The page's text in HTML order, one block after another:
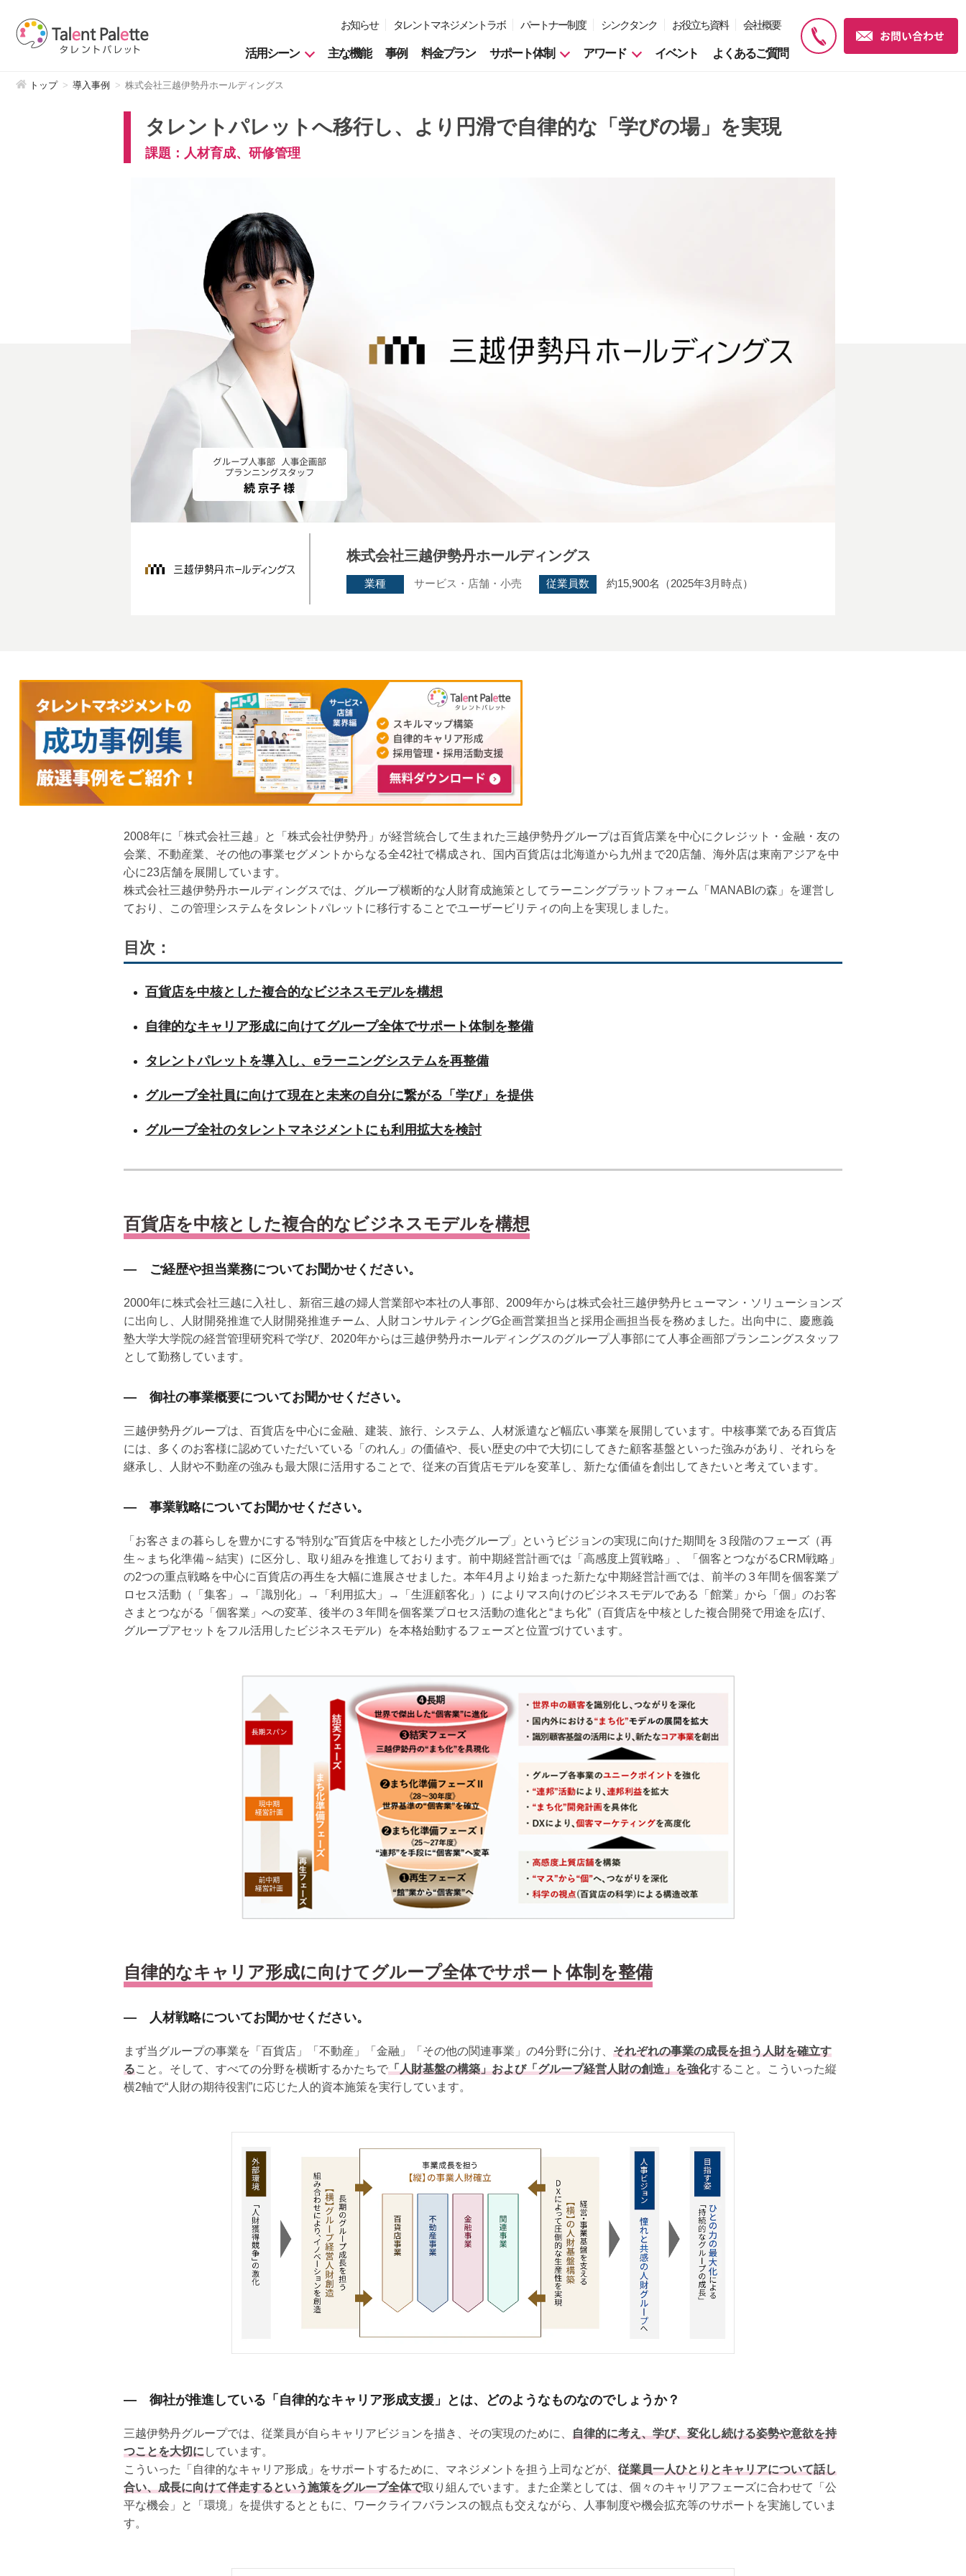
お知らせ タレントマネジメントラボ パートナー制度 シンクタンク お役立ち資料 会社概要
活用シーン 主な機能 事例 料金プラン サポート体制 アワード イベント よくあるご質問
トップ 導入事例 株式会社三越伊勢丹ホールディングス
タレントパレットへ移行し、より円滑で自律的な「学びの場」を実現
課題：人材育成、研修管理
株式会社三越伊勢丹ホールディングス
業種 サービス・店舗・小売 従業員数 約15,900名（2025年3月時点）
2008年に「株式会社三越」と「株式会社伊勢丹」が経営統合して生まれた三越伊勢丹グループは百貨店業を中心にクレジット・金融・友の
会業、不動産業、その他の事業セグメントからなる全42社で構成され、国内百貨店は北海道から九州まで20店舗、海外店は東南アジアを中
心に23店舗を展開しています。
株式会社三越伊勢丹ホールディングスでは、グループ横断的な人財育成施策としてラーニングプラットフォーム「MANABIの森」を運営し
ており、この管理システムをタレントパレットに移行することでユーザービリティの向上を実現しました。
目次：
百貨店を中核とした複合的なビジネスモデルを構想
自律的なキャリア形成に向けてグループ全体でサポート体制を整備
タレントパレットを導入し、eラーニングシステムを再整備
グループ全社員に向けて現在と未来の自分に繋がる「学び」を提供
グループ全社のタレントマネジメントにも利用拡大を検討
百貨店を中核とした複合的なビジネスモデルを構想
― ご経歴や担当業務についてお聞かせください。
2000年に株式会社三越に入社し、新宿三越の婦人営業部や本社の人事部、2009年からは株式会社三越伊勢丹ヒューマン・ソリューションズ
に出向し、人財開発推進で人財開発推進チーム、人財コンサルティングG企画営業担当と採用企画担当長を務めました。出向中に、慶應義
塾大学大学院の経営管理研究科で学び、2020年からは三越伊勢丹ホールディングスのグループ人事部にて人事企画部プランニングスタッフ
として勤務しています。
― 御社の事業概要についてお聞かせください。
三越伊勢丹グループは、百貨店を中心に金融、建装、旅行、システム、人材派遣など幅広い事業を展開しています。中核事業である百貨店
には、多くのお客様に認めていただいている「のれん」の価値や、長い歴史の中で大切にしてきた顧客基盤といった強みがあり、それらを
継承し、人財や不動産の強みも最大限に活用することで、従来の百貨店モデルを変革し、新たな価値を創出してきたいと考えています。
― 事業戦略についてお聞かせください。
「お客さまの暮らしを豊かにする“特別な”百貨店を中核とした小売グループ」というビジョンの実現に向けた期間を３段階のフェーズ（再
生～まち化準備～結実）に区分し、取り組みを推進しております。前中期経営計画では「高感度上質戦略」、「個客とつながるCRM戦略」
の2つの重点戦略を中心に百貨店の再生を大幅に進展させました。本年4月より始まった新たな中期経営計画では、前半の３年間を個客業プ
ロセス活動（「集客」→「識別化」→「利用拡大」→「生涯顧客化」）によりマス向けのビジネスモデルである「館業」から「個」のお客
さまとつながる「個客業」への変革、後半の３年間を個客業プロセス活動の進化と“まち化”（百貨店を中核とした複合開発で用途を広げ、
グループアセットをフル活用したビジネスモデル）を本格始動するフェーズと位置づけています。
自律的なキャリア形成に向けてグループ全体でサポート体制を整備
― 人材戦略についてお聞かせください。
まず当グループの事業を「百貨店」「不動産」「金融」「その他の関連事業」の4分野に分け、 それぞれの事業の成長を担う人財を確立す
ること。そして、すべての分野を横断するかたちで「人財基盤の構築」および「グループ経営人財の創造」を強化すること。こういった縦
横2軸で“人財の期待役割”に応じた人的資本施策を実行しています。
― 御社が推進している「自律的なキャリア形成支援」とは、どのようなものなのでしょうか？
三越伊勢丹グループでは、従業員が自らキャリアビジョンを描き、その実現のために、 自律的に考え、学び、変化し続ける姿勢や意欲を持
つことを大切にしています。
こういった「自律的なキャリア形成」をサポートするために、マネジメントを担う上司などが、 従業員一人ひとりとキャリアについて話し
合い、成長に向けて伴走するという施策をグループ全体で取り組んでいます。また企業としては、個々のキャリアフェーズに合わせて「公
平な機会」と「環境」を提供するとともに、ワークライフバランスの観点も交えながら、人事制度や機会拡充等のサポートを実施していま
す。